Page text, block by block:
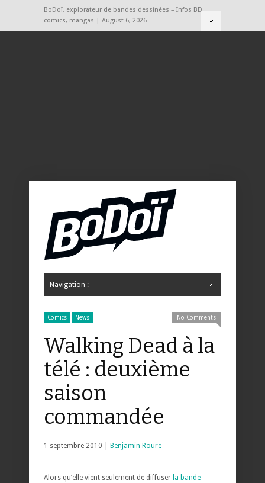
BoDoï, explorateur de bandes dessinées – Infos BD,
comics, mangas | August 6, 2026
Navigation :
Comics News No Comments
Walking Dead à la
télé : deuxième
saison
commandée
1 septembre 2010 | Benjamin Roure
Alors qu’elle vient seulement de diffuser la bande-